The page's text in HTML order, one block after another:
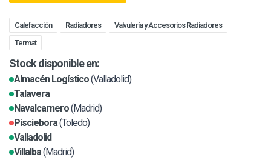
Calefacción Radiadores
Valvulería y Accesorios Radiadores
Termat
Stock disponible en:
Almacén Logístico(Valladolid)
Talavera
Navalcarnero(Madrid)
Pisciebora(Toledo)
Valladolid
Villalba(Madrid)